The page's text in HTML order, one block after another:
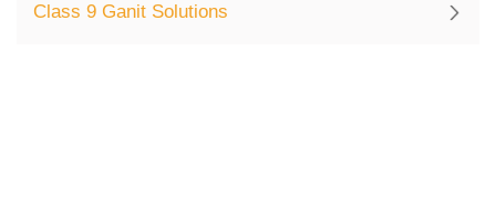
Class 9 Ganit Solutions